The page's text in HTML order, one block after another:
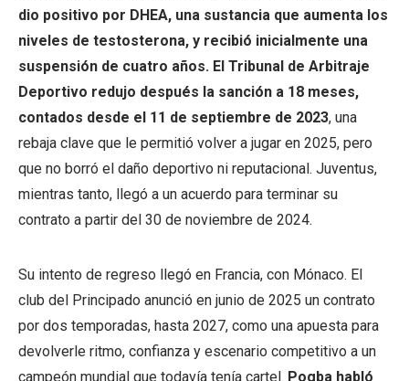
dio positivo por DHEA, una sustancia que aumenta los
niveles de testosterona, y recibió inicialmente una
suspensión de cuatro años. El Tribunal de Arbitraje
Deportivo redujo después la sanción a 18 meses,
contados desde el 11 de septiembre de 2023, una
rebaja clave que le permitió volver a jugar en 2025, pero
que no borró el daño deportivo ni reputacional. Juventus,
mientras tanto, llegó a un acuerdo para terminar su
contrato a partir del 30 de noviembre de 2024.
Su intento de regreso llegó en Francia, con Mónaco. El
club del Principado anunció en junio de 2025 un contrato
por dos temporadas, hasta 2027, como una apuesta para
devolverle ritmo, confianza y escenario competitivo a un
campeón mundial que todavía tenía cartel. Pogba habló